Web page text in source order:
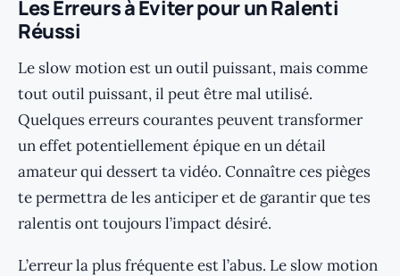
Les Erreurs à Éviter pour un Ralenti
Réussi
Le slow motion est un outil puissant, mais comme
tout outil puissant, il peut être mal utilisé.
Quelques erreurs courantes peuvent transformer
un effet potentiellement épique en un détail
amateur qui dessert ta vidéo. Connaître ces pièges
te permettra de les anticiper et de garantir que tes
ralentis ont toujours l’impact désiré.
L’erreur la plus fréquente est l’abus. Le slow motion